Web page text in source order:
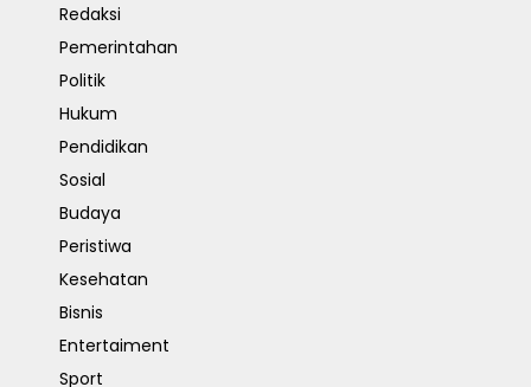
Redaksi
Pemerintahan
Politik
Hukum
Pendidikan
Sosial
Budaya
Peristiwa
Kesehatan
Bisnis
Entertaiment
Sport